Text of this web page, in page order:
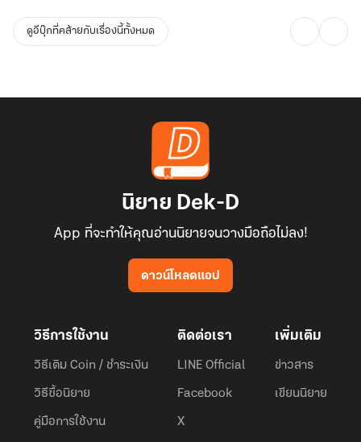
ดูอีบุ๊กที่คล้ายกับเรื่องนี้ทั้งหมด
นิยาย Dek-D
App ที่จะทำให้คุณอ่านนิยายจนวางมือถือไม่ลง!
ดาวน์โหลดแอป
วิธีการใช้งาน
วิธีเติม Coin / ชำระเงิน
วิธีซื้อนิยาย
คู่มือการใช้งาน
ติดต่อเรา
LINE Official
Facebook
X
เพิ่มเติม
ข่าวสาร
เขียนนิยาย